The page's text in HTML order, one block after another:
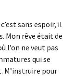
sans espoir, il
Mon rêve était de
l’on ne veut pas
qui se
M’instruire pour